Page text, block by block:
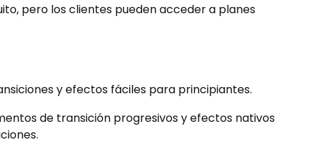
pero los clientes pueden acceder a planes
y efectos fáciles para principiantes.
de transición progresivos y efectos nativos